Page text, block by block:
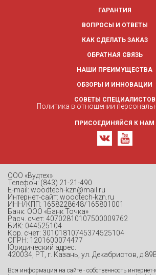
ГАРАНТИЯ
ВОПРОСЫ И ОТВЕТЫ
КАК СДЕЛАТЬ ЗАКАЗ
ОБРАТНАЯ СВЯЗЬ
НАШИ ПРЕИМУЩЕСТВА
ОБЗОРЫ И ИННОВАЦИИ
СОВЕТЫ СПЕЦИАЛИСТОВ
Политика в отношении
ПРИСОЕДИНЯЙСЯ К НАМ
ООО «Вудтех»
Телефон: (843) 21-21-490
E-mail: woodtech-kzn@mail.ru
Интернет-сайт: woodtech-kzn.ru
ИНН/КПП: 1658228648/165801001
Банк: ООО «Банк Точка»
Расч. счет: 40702810107500009762
БИК: 044525104
Кор. счет: 30101810745374525104
ОГРН: 1201600074477
Юридический адрес:
420034, РТ, г. Казань, ул. Декабристов,
Вся информация на сайте - собственность